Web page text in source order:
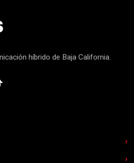
híbrido de Baja California.